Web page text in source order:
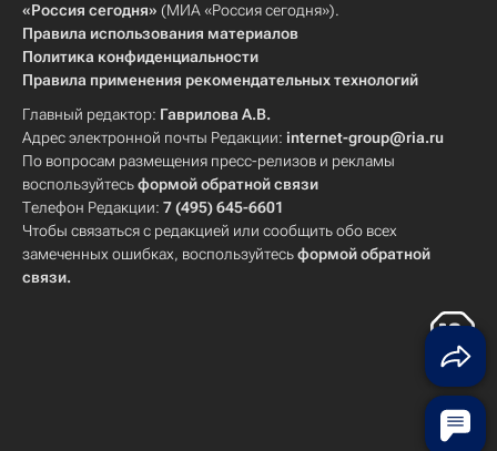
«Россия сегодня» (МИА «Россия сегодня»).
Правила использования материалов
Политика конфиденциальности
Правила применения рекомендательных технологий
Главный редактор: Гаврилова А.В.
Адрес электронной почты Редакции: internet-group@ria.ru
По вопросам размещения пресс-релизов и рекламы
воспользуйтесьформой обратной связи
Телефон Редакции: 7 (495) 645-6601
Чтобы связаться с редакцией или сообщить обо всех
замеченных ошибках, воспользуйтесьформой обратной
связи.